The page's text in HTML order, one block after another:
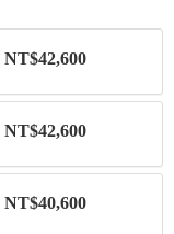
NT$42,600
NT$42,600
NT$40,600